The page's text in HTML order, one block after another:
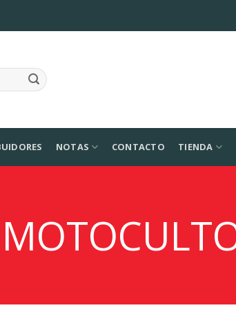
NOTAS CONTACTO TIENDA